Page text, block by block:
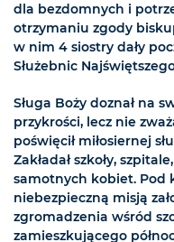
dla bezdomnych i
otrzymaniu zgody
w nim 4 siostry dały
Służebnic
Sługa Boży doznał na
przykrości, lecz nie
poświęcił miłosiernej
Zakładał szkoły,
samotnych kobiet. Pod
niebezpieczną misją
zgromadzenia wśród
zamieszkującego